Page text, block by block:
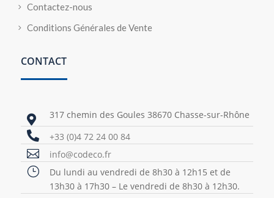
Contactez-nous
Conditions Générales de Vente
CONTACT
 317 chemin des Goules 38670 Chasse-sur-Rhône
 +33 (0)4 72 24 00 84
 info@codeco.fr
}
Du lundi au vendredi de 8h30 à 12h15 et de
13h30 à 17h30 – Le vendredi de 8h30 à 12h30.